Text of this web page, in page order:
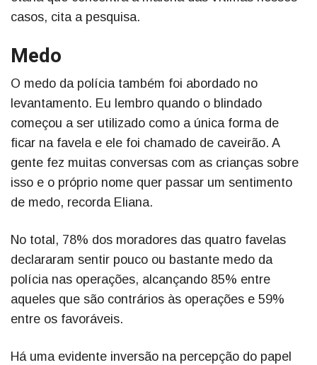
casos, cita a pesquisa.
Medo
O medo da polícia também foi abordado no
levantamento. Eu lembro quando o blindado
começou a ser utilizado como a única forma de
ficar na favela e ele foi chamado de caveirão. A
gente fez muitas conversas com as crianças sobre
isso e o próprio nome quer passar um sentimento
de medo, recorda Eliana.
No total, 78% dos moradores das quatro favelas
declararam sentir pouco ou bastante medo da
polícia nas operações, alcançando 85% entre
aqueles que são contrários às operações e 59%
entre os favoráveis.
Há uma evidente inversão na percepção do papel